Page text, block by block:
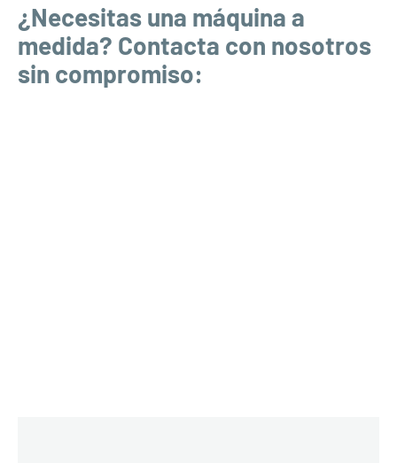
¿Necesitas una máquina a
medida? Contacta con nosotros
sin compromiso: